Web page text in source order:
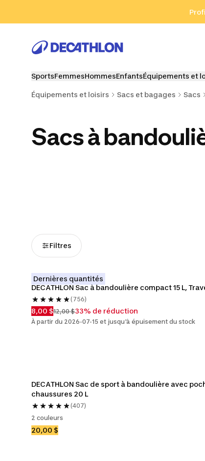
Aller au
SportsFemmesHommesEnfantsÉquipements et
Équipements et loisirs Sacs et bagages Sacs
Sacs à
Filtres
Dernières quantités
DECATHLON Sac à bandoulière compact 15 L,
(756)
8,00 $12,00 $33% de réduction
À partir du 2026-07-15 et jusqu'à épuisement du stock
DECATHLON Sac de sport à bandoulière avec
chaussures 20 L
(407)
2 couleurs
20,00 $